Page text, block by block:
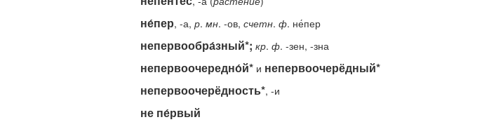
не́пер, -а, р. мн. -ов, счетн. ф. не́пер
непервообра́зный*; кр. ф. -зен, -зна
непервоочередно́й*и непервоочерёдный*
непервоочерёдность*, -и
не пе́рвый